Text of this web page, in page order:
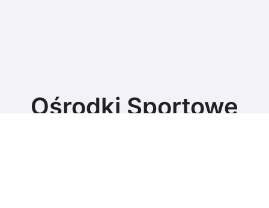
Ośrodki Sportowe